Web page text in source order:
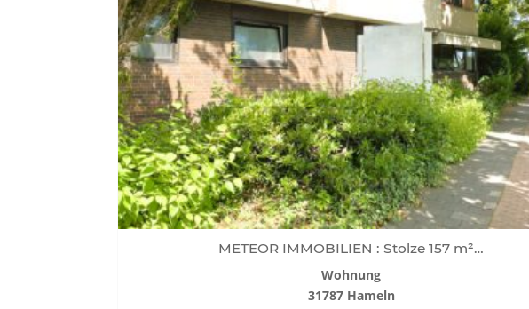
METEOR IMMOBILIEN : Stolze 157 m²…
Wohnung
31787 Hameln